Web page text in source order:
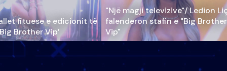
fituese e edicionit të
Brother Vip’
"Një magji televizive"/ Ledion
falenderon stafin e "Big Brother
Vip"